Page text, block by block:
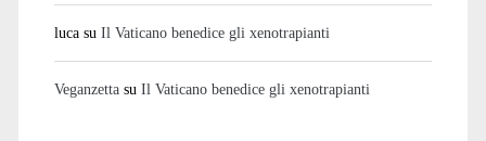
lucasu Il Vaticano benedice gli xenotrapianti
Veganzettasu Il Vaticano benedice gli xenotrapianti